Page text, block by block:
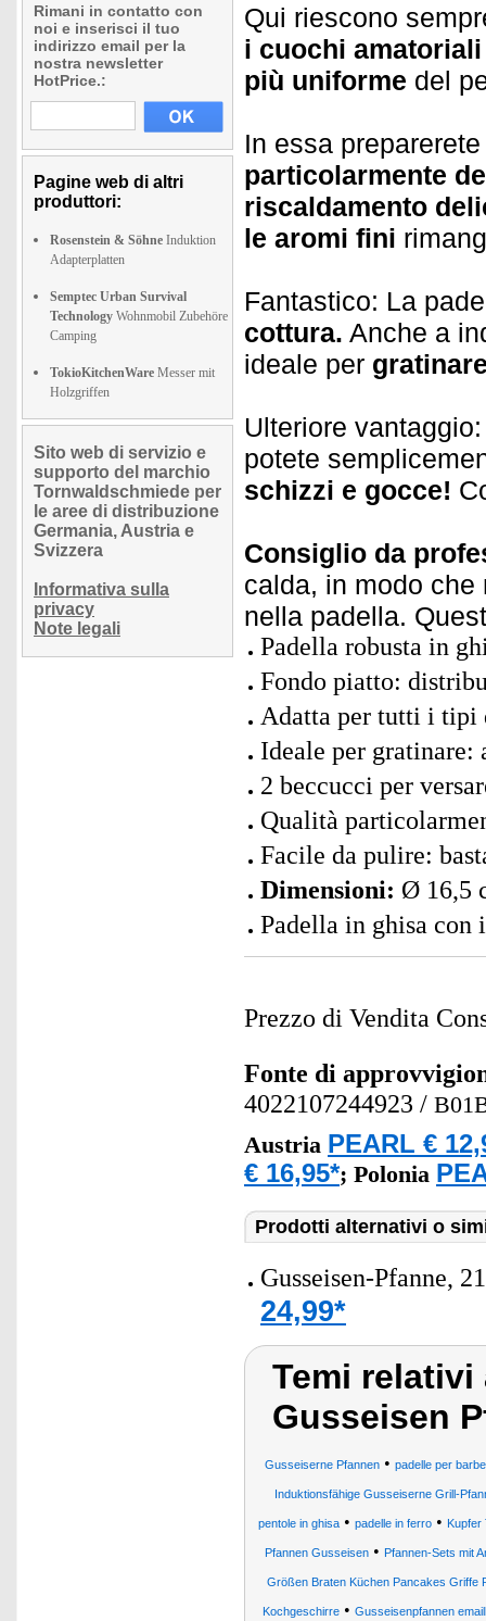
Rimani in contatto con
noi e inserisci il tuo
indirizzo email per la
nostra newsletter
HotPrice.:
Pagine web di altri
produttori:
Rosenstein & Söhne Induktion
Adapterplatten
Semptec Urban Survival
Technology Wohnmobil Zubehöre
Camping
TokioKitchenWare Messer mit
Holzgriffen
Sito web di servizio e
supporto del marchio
Tornwaldschmiede per
le aree di distribuzione
Germania, Austria e
Svizzera
Informativa sulla
privacy
Note legali
Qui riescono
i cuochi
più uniforme del
In essa
particolarmente
riscaldamento
le aromi fini
Fantastico: La
cottura. Anche a
ideale per
Ulteriore
potete
schizzi e gocce!
Consiglio da
calda, in modo
nella padella.
Padella robusta in
Fondo piatto:
Adatta per tutti i tipi
Ideale per gratinare:
2 beccucci per
Qualità
Facile da pulire:
Dimensioni: Ø 16,5
Padella in ghisa con
Prezzo di Vendita
Fonte di
4022107244923 /
Austria PEARL €
€ 16,95*; Polonia
Prodotti alternativi o
Gusseisen-Pfanne,
24,99*
Temi
Gusseisen
Gusseiserne Pfannen• padelle per
Induktionsfähige Gusseiserne Grill-
pentole in ghisa• padelle in ferro• Kupfer
Pfannen Gusseisen • Pfannen-Sets mit
Größen Braten Küchen Pancakes Griffe
Kochgeschirre • Gusseisenpfannen